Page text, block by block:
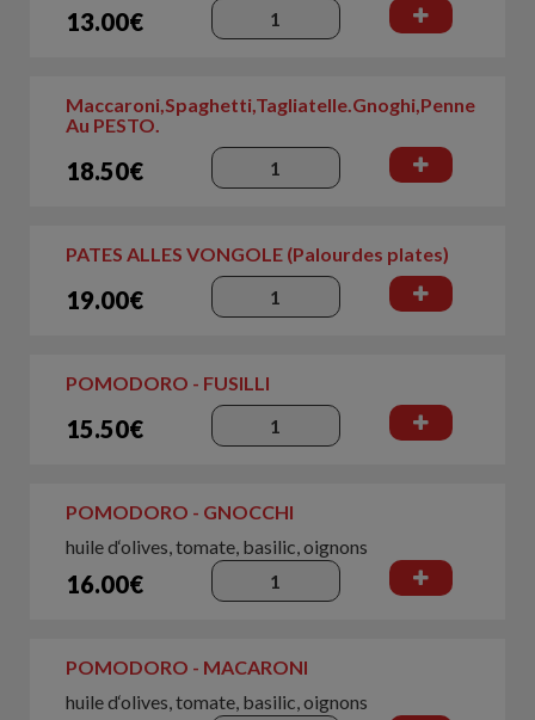
13.00€
Maccaroni,Spaghetti,Tagliatelle.Gnoghi,Penne
Au PESTO.
18.50€
PATES ALLES VONGOLE (Palourdes plates)
19.00€
POMODORO - FUSILLI
15.50€
POMODORO - GNOCCHI
huile d‘olives, tomate, basilic, oignons
16.00€
POMODORO - MACARONI
huile d‘olives, tomate, basilic, oignons